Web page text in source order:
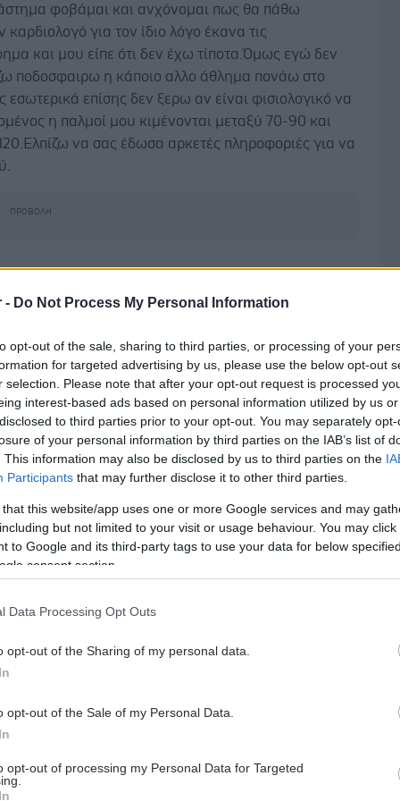
- Do Not Process My Personal Information
opt-out of the sale, sharing to third parties, or processing of your
for targeted advertising by us, please use the below opt-out
selection. Please note that after your opt-out request is processed
interest-based ads based on personal information utilized by us
to third parties prior to your opt-out. You may separately
of your personal information by third parties on the IAB’s list of
This information may also be disclosed by us to third parties on the
Participants that may further disclose it to other third parties.
that this website/app uses one or more Google services and may
but not limited to your visit or usage behaviour. You may
to Google and its third-party tags to use your data for below
consent section.
Data Processing Opt Outs
opt-out of the Sharing of my personal data.
opt-out of the Sale of my Personal Data.
opt-out of processing my Personal Data for Targeted
φοβάμαι και ανχόνομαι πως θα πάθω
για τον ίδιο λόγο έκανα τις
και μου είπε ότι δεν έχω τίποτα.Όμως εγώ δεν
ποδοσφαιρω η κάποιο αλλο άθλημα πονάω στο
επίσης δεν ξερω αν είναι φισιολογικό να
η παλμοί μου κιμένονται μεταξύ 70-90 και
να σας έδωσα αρκετές πληροφοριές για να
σίγουρα έχεις άγχος όπως αναφέρεις. Οι
σφυγμοί κυμαίνονται από 60εως 80 στην
αυξάνονται για λίγο και μετά πέφτουν.
να κάνεις ένα test κοπώσεως να σου φύγει η
πως απέκτησε καρδιακη ανεπάρκεια
Κάββουρας
shares